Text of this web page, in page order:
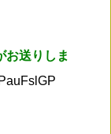
お送りしま